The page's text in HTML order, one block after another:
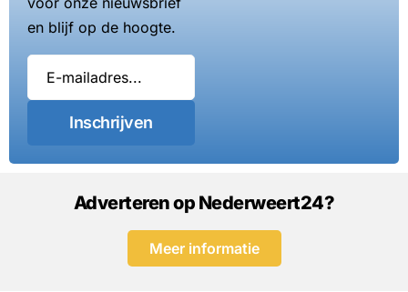
en blijf op de hoogte.
Inschrijven
Adverteren op Nederweert24?
Meer informatie